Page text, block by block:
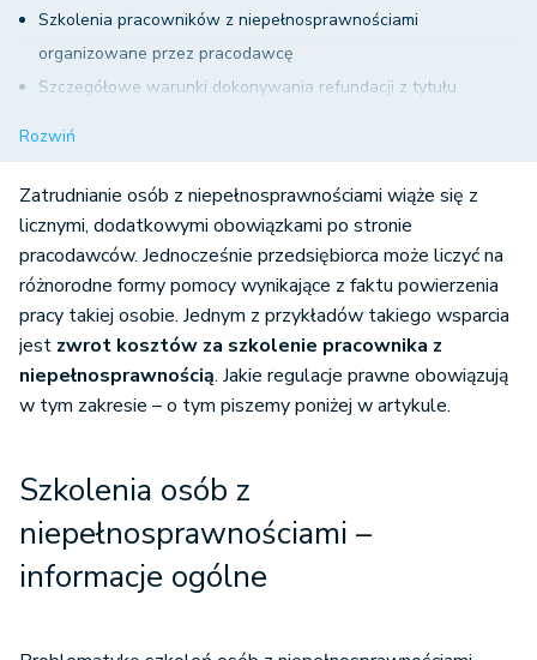
Szkolenia pracowników z niepełnosprawnościami
organizowane przez pracodawcę
Szczegółowe warunki dokonywania refundacji z tytułu
niepełnosprawnością
Zawarcie umowy o refundację
Zwrot kosztów za szkolenie pracownika z
niepełnosprawnością – podsumowanie
Rozwiń
Zatrudnianie osób z niepełnosprawnościami wiąże się z
licznymi, dodatkowymi obowiązkami po stronie
pracodawców. Jednocześnie przedsiębiorca może liczyć na
różnorodne formy pomocy wynikające z faktu powierzenia
pracy takiej osobie. Jednym z przykładów takiego wsparcia
jest zwrot kosztów za szkolenie pracownika z
niepełnosprawnością. Jakie regulacje prawne obowiązują
w tym zakresie – o tym piszemy poniżej w artykule.
Szkolenia osób z
niepełnosprawnościami –
informacje ogólne